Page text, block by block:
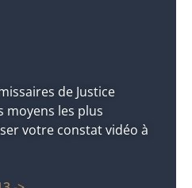
de Justice
moyens les plus
votre constat vidéo à